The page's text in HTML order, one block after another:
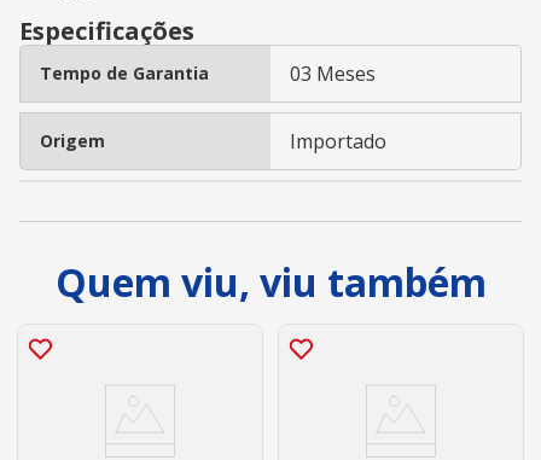
Especificações
Tempo de Garantia 03 Meses
Origem Importado
Quem viu, viu também